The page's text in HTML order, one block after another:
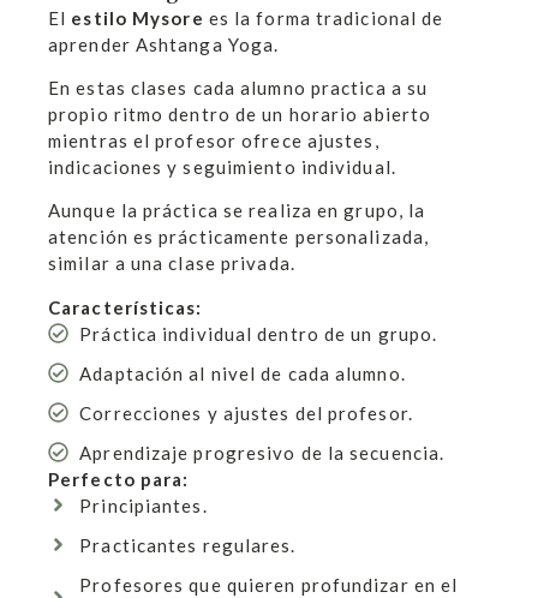
El estilo Mysore es la forma tradicional de
aprender Ashtanga Yoga.
En estas clases cada alumno practica a su
propio ritmo dentro de un horario abierto
mientras el profesor ofrece ajustes,
indicaciones y seguimiento individual.
Aunque la práctica se realiza en grupo, la
atención es prácticamente personalizada,
similar a una clase privada.
Características:
Práctica individual dentro de un grupo.
Adaptación al nivel de cada alumno.
Correcciones y ajustes del profesor.
Aprendizaje progresivo de la secuencia.
Perfecto para:
Principiantes.
Practicantes regulares.
Profesores que quieren profundizar en el